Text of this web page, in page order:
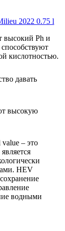
высокий Ph и
кислотностью.
давать
высокую
– это
HEV
водными